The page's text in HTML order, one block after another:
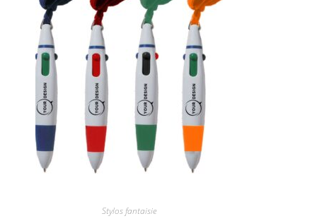
Stylos fantaisie